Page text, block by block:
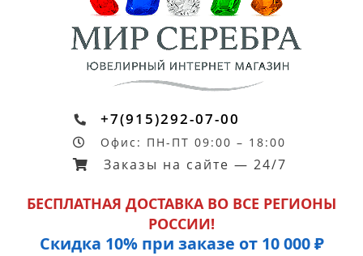
+7(915)292-07-00
Офис: ПН-ПТ 09:00 – 18:00
Заказы на сайте — 24/7
БЕСПЛАТНАЯ ДОСТАВКА ВО ВСЕ РЕГИОНЫ
РОССИИ!
Скидка 10% при заказе от 10 000 ₽